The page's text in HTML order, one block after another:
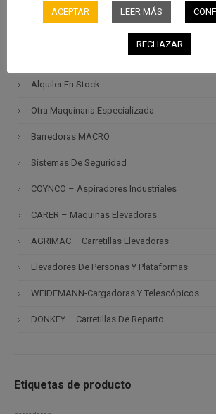
MERLO – Manipuladores Telescópicos
RCM – Barredoras Y Fregadoras Industriales
Maquinaria Nueva Y De Ocasión En Stock
Alquiler En Stock
Otra Maquinaria Especializada
Barredoras MACRO
Sistemas De Seguridad
COYNCO – Aspiradores Industriales
CARER – Maquinas Elevadoras
AGRIMAC – Carretillas Elevadoras
Elevadores De Personas Y Plataformas
WEIDEMANN-Cargadoras Y Telescópicos
DONKEY – Carretillas De Reparto
Etiquetas de producto
ACEPTAR LEER MÁS
RECHAZAR